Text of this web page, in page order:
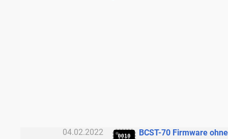
04.02.2022 BCST-70 Firmware